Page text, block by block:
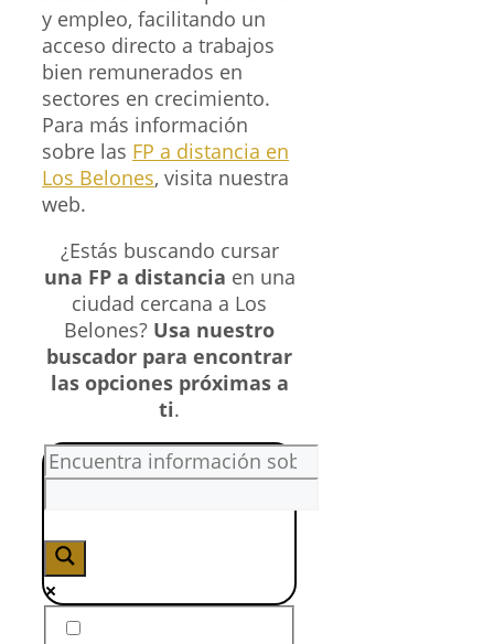
y empleo, facilitando un
acceso directo a trabajos
bien remunerados en
sectores en crecimiento.
Para más información
sobre las FP a distancia en
Los Belones, visita nuestra
web.
¿Estás buscando cursar
una FP a distancia en una
ciudad cercana a Los
Belones? Usa nuestro
buscador para encontrar
las opciones próximas a
ti.